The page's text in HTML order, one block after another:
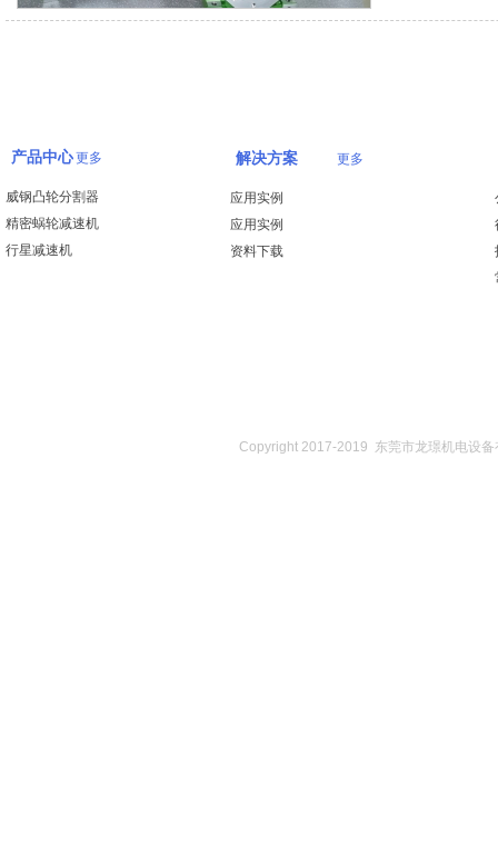
产品中心更多
威钢凸轮分割器
精密蜗轮减速机
行星减速机
解决方案 更多
应用实例
应用实例
资料下载
Copyright 2017-2019 东莞市龙璟机电设